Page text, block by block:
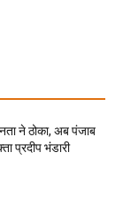
ने ठोका, अब पंजाब
प्रदीप भंडारी